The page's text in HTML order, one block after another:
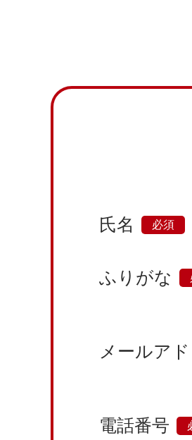
氏名
ふりがな
メールア
電話番号